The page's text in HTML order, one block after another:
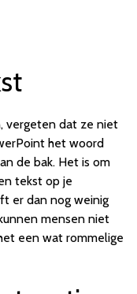
vergeten dat ze niet
het woord
de bak. Het is om
tekst op je
er dan nog weinig
mensen niet
een wat rommelige